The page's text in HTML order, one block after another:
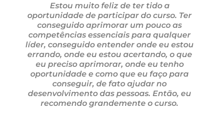
Estou muito feliz de ter tido a
oportunidade de participar do curso. Ter
conseguido aprimorar um pouco as
competências essenciais para qualquer
líder, conseguido entender onde eu estou
errando, onde eu estou acertando, o que
eu preciso aprimorar, onde eu tenho
oportunidade e como que eu faço para
conseguir, de fato ajudar no
desenvolvimento das pessoas. Então, eu
recomendo grandemente o curso.